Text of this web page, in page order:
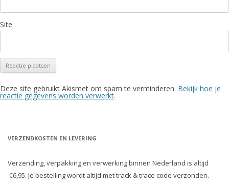
Site
Deze site gebruikt Akismet om spam te verminderen. Bekijk hoe je
reactie gegevens worden verwerkt.
VERZENDKOSTEN EN LEVERING
Verzending, verpakking en verwerking binnen Nederland is altijd
€6,95. Je bestelling wordt altijd met track & trace code verzonden.